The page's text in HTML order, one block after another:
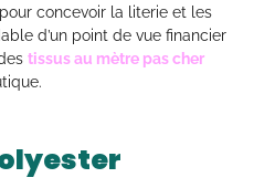
concevoir la literie et les
d’un point de vue financier
tissus au mètre pas cher